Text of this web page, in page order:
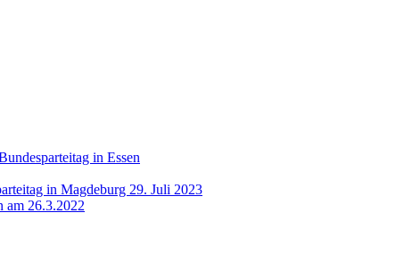
in Essen
in Magdeburg 29. Juli 2023
am 26.3.2022